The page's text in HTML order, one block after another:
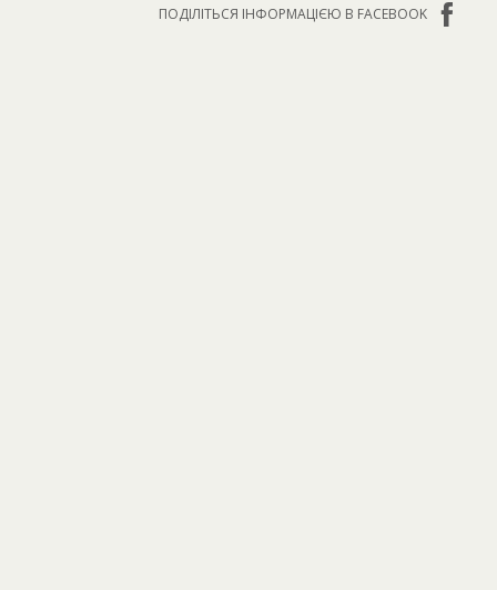
ПОДІЛІТЬСЯ ІНФОРМАЦІЄЮ В FACEBOOK